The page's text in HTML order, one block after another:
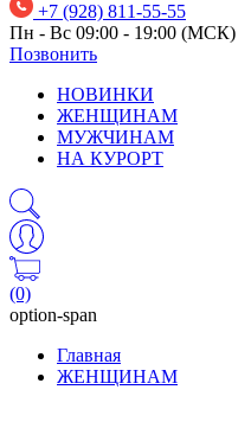
+7 (928) 811-55-55
Пн - Вс 09:00 - 19:00 (МСК)
Позвонить
НОВИНКИ
ЖЕНЩИНАМ
МУЖЧИНАМ
НА КУРОРТ
(0)
option-span
Главная
ЖЕНЩИНАМ